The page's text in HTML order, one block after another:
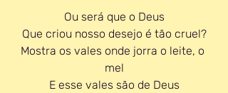
Ou será que o Deus
Que criou nosso desejo é tão cruel?
Mostra os vales onde jorra o leite, o
mel
E esse vales são de Deus